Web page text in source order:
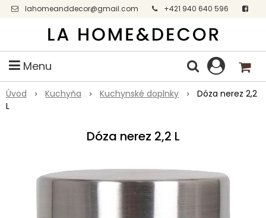
lahomeanddecor@gmail.com
+421 940 640 596
Facebook
Menu
Úvod Kuchyňa Kuchynské doplnky
Dóza nerez 2,2
L
Dóza nerez 2,2 L